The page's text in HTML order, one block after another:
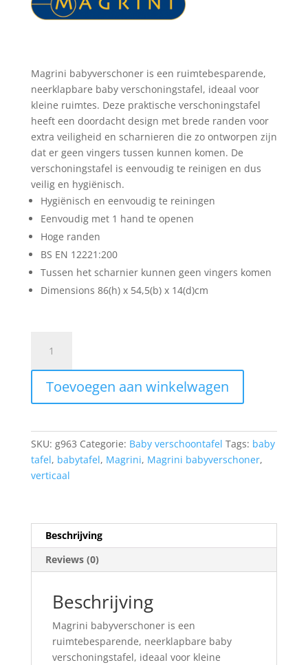
Magrini babyverschoner is een ruimtebesparende,
neerklapbare baby verschoningstafel, ideaal voor
kleine ruimtes. Deze praktische verschoningstafel
heeft een doordacht design met brede randen voor
extra veiligheid en scharnieren die zo ontworpen zijn
dat er geen vingers tussen kunnen komen. De
verschoningstafel is eenvoudig te reinigen en dus
veilig en hygiënisch.
Hygiënisch en eenvoudig te reiningen
Eenvoudig met 1 hand te openen
Hoge randen
BS EN 12221:200
Tussen het scharnier kunnen geen vingers komen
Dimensions 86(h) x 54,5(b) x 14(d)cm
babyverschoner
(verticaal)
quantity
Toevoegen aan winkelwagen
SKU: g963 Categorie: Baby verschoontafel Tags: baby
tafel, babytafel, Magrini, Magrini babyverschoner,
verticaal
Beschrijving
Reviews (0)
Beschrijving
Magrini babyverschoner is een
ruimtebesparende, neerklapbare baby
verschoningstafel, ideaal voor kleine